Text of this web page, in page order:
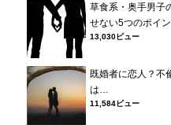
草食系・奥手男子
せない5つのポイン
13,030ビュー
既婚者に恋人？不
は…
11,584ビュー